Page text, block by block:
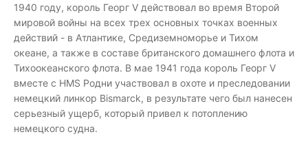
1940 году, король Георг V действовал во время Второй
мировой войны на всех трех основных точках военных
действий - в Атлантике, Средиземноморье и Тихом
океане, а также в составе британского домашнего флота и
Тихоокеанского флота. В мае 1941 года король Георг V
вместе с HMS Родни участвовал в охоте и преследовании
немецкий линкор Bismarck, в результате чего был нанесен
серьезный ущерб, который привел к потоплению
немецкого судна.